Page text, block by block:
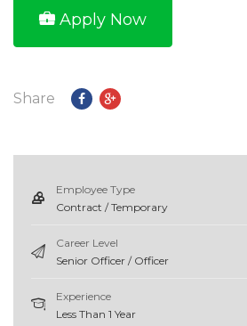
Apply Now
Share
Employee Type
Contract / Temporary
Career Level
Senior Officer / Officer
Experience
Less Than 1 Year